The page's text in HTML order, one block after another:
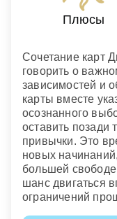
Плюсы
Сочетание карт
говорить о
зависимостей и
карты вместе
осознанного
оставить позади
привычки. Это
новых
большей
шанс двигаться
ограничений